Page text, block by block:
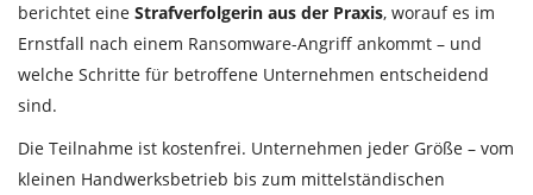
berichtet eine Strafverfolgerin aus der Praxis, worauf es im
Ernstfall nach einem Ransomware-Angriff ankommt – und
welche Schritte für betroffene Unternehmen entscheidend
sind.
Die Teilnahme ist kostenfrei. Unternehmen jeder Größe – vom
kleinen Handwerksbetrieb bis zum mittelständischen